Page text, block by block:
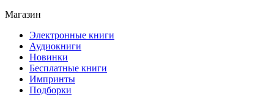
Магазин
Электронные книги
Аудиокниги
Новинки
Бесплатные книги
Импринты
Подборки